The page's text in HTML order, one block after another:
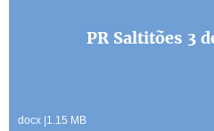
PR Saltitões 3
docx |1.15 MB